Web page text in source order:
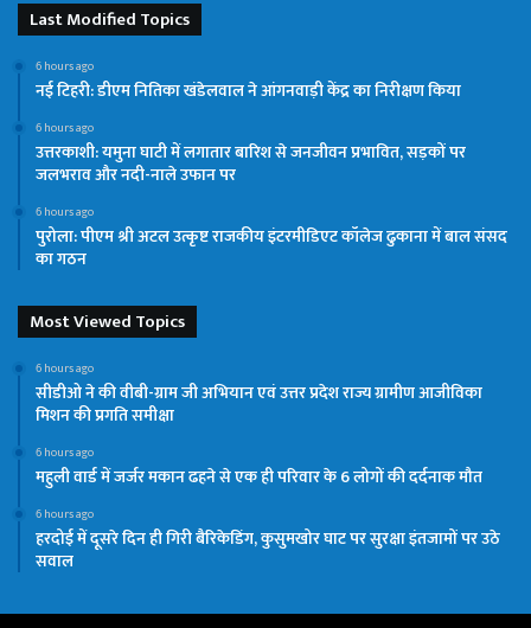
Last Modified Topics
6 hours ago
नई टिहरी: डीएम नितिका खंडेलवाल ने आंगनवाड़ी केंद्र का निरीक्षण किया
6 hours ago
उत्तरकाशी: यमुना घाटी में लगातार बारिश से जनजीवन प्रभावित, सड़कों पर
जलभराव और नदी-नाले उफान पर
6 hours ago
पुरोला: पीएम श्री अटल उत्कृष्ट राजकीय इंटरमीडिएट कॉलेज ढुकाना में बाल संसद
का गठन
Most Viewed Topics
6 hours ago
सीडीओ ने की वीबी-ग्राम जी अभियान एवं उत्तर प्रदेश राज्य ग्रामीण आजीविका
मिशन की प्रगति समीक्षा
6 hours ago
महुली वार्ड में जर्जर मकान ढहने से एक ही परिवार के 6 लोगों की दर्दनाक मौत
6 hours ago
हरदोई में दूसरे दिन ही गिरी बैरिकेडिंग, कुसुमखोर घाट पर सुरक्षा इंतजामों पर उठे
सवाल